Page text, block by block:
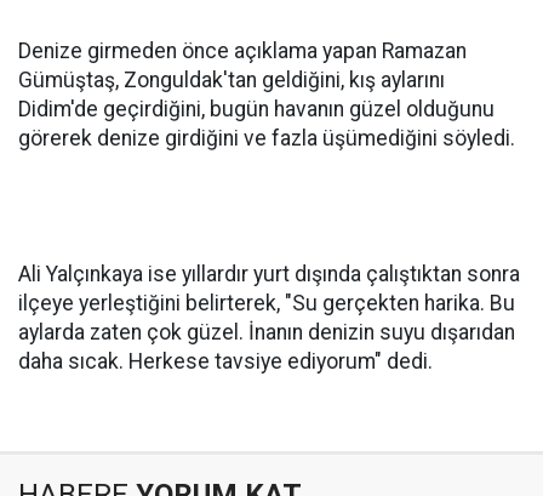
Denize girmeden önce açıklama yapan Ramazan
Gümüştaş, Zonguldak'tan geldiğini, kış aylarını
Didim'de geçirdiğini, bugün havanın güzel olduğunu
görerek denize girdiğini ve fazla üşümediğini söyledi.
Ali Yalçınkaya ise yıllardır yurt dışında çalıştıktan sonra
ilçeye yerleştiğini belirterek, "Su gerçekten harika. Bu
aylarda zaten çok güzel. İnanın denizin suyu dışarıdan
daha sıcak. Herkese tavsiye ediyorum" dedi.